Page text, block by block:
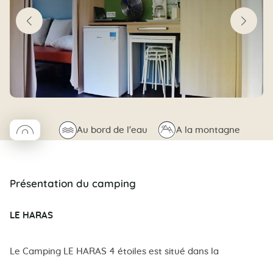
◯Coco rond🌊Au bord de l'eau ⛰A la montagne
Présentation du camping
LE HARAS
Le Camping LE HARAS 4 étoiles est situé dans la